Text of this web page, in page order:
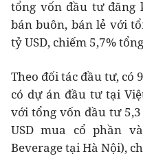
tổng vốn đầu tư
bán buôn, bán lẻ với
tỷ USD, chiếm 5,7%
Theo đối tác đầu tư, có
có dự án đầu tư tại
với tổng vốn đầu tư
USD mua cổ phần
Beverage tại Hà Nội),